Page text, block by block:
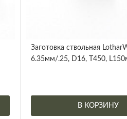
Заготовка ствольная
6.35мм/.25, D16, Т450,
В КОРЗИНУ